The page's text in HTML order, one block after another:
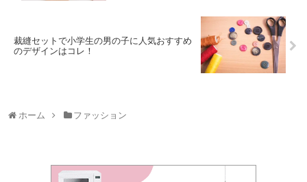
裁縫セットで小学生の男の子に人気おすすめ
のデザインはコレ！
ホーム ファッション